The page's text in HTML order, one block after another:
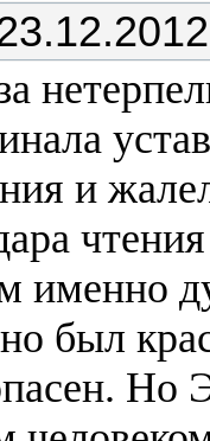
и
именно
был
Но